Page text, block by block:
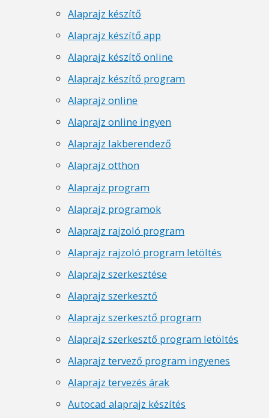
Alaprajz készítő
Alaprajz készítő app
Alaprajz készítő online
Alaprajz készítő program
Alaprajz online
Alaprajz online ingyen
Alaprajz lakberendező
Alaprajz otthon
Alaprajz program
Alaprajz programok
Alaprajz rajzoló program
Alaprajz rajzoló program letöltés
Alaprajz szerkesztése
Alaprajz szerkesztő
Alaprajz szerkesztő program
Alaprajz szerkesztő program letöltés
Alaprajz tervező program ingyenes
Alaprajz tervezés árak
Autocad alaprajz készítés